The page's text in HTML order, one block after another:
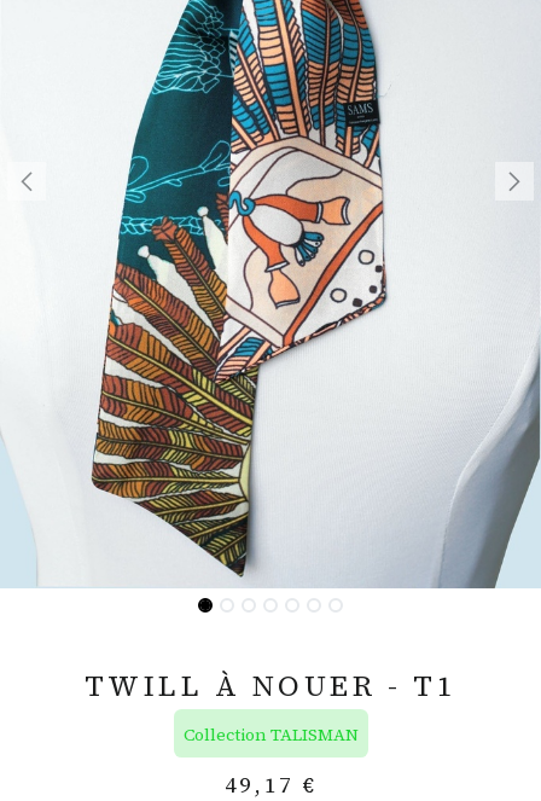
TWILL À NOUER - T1
Collection TALISMAN
49,17 €